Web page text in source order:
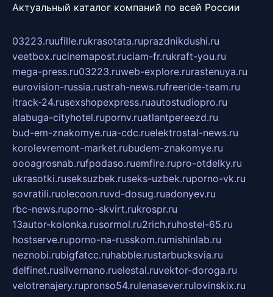
Актуальный каталог компаний по всей России
03223.ruufille.rukrasotata.ruprazdnikdushi.ru
veetbox.rucinemapost.ruciam-fr.rukraft-you.ru
mega-press.ru03223.ruweb-explore.rurastenuya.ru
eurovision-russia.rustrah-news.rufreeride-team.ru
itrack-24.rusexshopexpress.ruautostudiopro.ru
alabuga-cityhotel.rupornv.ruatlantpereezd.ru
bud-em-znakomye.rua-cdc.ruelektrostal-news.ru
korolevremont-market.rubudem-znakomye.ru
oooagrosnab.rufpodaso.ruemfire.rupro-otdelky.ru
ukrasotki.ruseksuzbek.ruseks-uzbek.ruporno-vk.ru
sovratili.ruolecoon.ruvd-dosug.ruadonyev.ru
rbc-news.ruporno-skvirt.rukrospr.ru
13autor-kolonka.rusormol.ru2rich.ruhostel-65.ru
hostserve.ruporno-na-russkom.rumishinlab.ru
neznobi.rubigfatcc.ruhabble.rustarbucksvia.ru
delfinet.rusilvernano.ruelestal.ruvektor-doroga.ru
velotrenajery.rupronso54.rulenasever.rulovinskix.ru